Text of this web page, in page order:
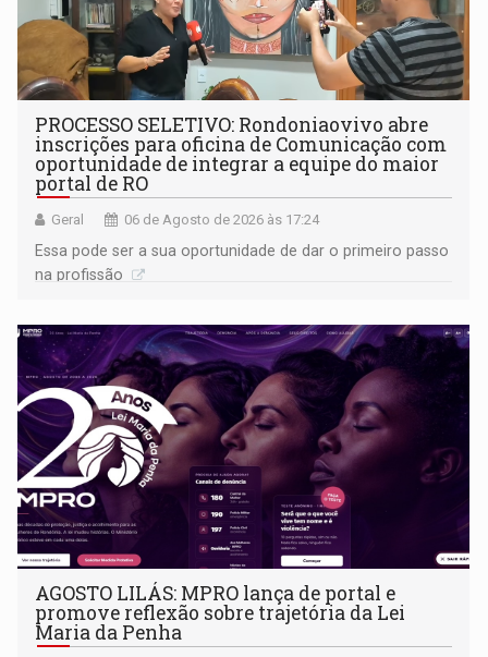
PROCESSO SELETIVO: Rondoniaovivo abre
inscrições para oficina de Comunicação com
oportunidade de integrar a equipe do maior
portal de RO
Geral 06 de Agosto de 2026 às 17:24
Essa pode ser a sua oportunidade de dar o primeiro passo
na profissão
AGOSTO LILÁS: MPRO lança de portal e
promove reflexão sobre trajetória da Lei
Maria da Penha